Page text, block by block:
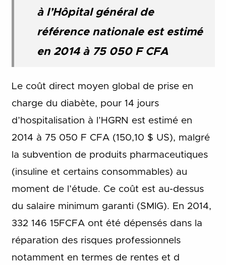
à l’Hôpital général de
référence nationale est estimé
en 2014 à 75 050 F CFA
Le coût direct moyen global de prise en
charge du diabète, pour 14 jours
d’hospitalisation à l’HGRN est estimé en
2014 à 75 050 F CFA (150,10 $ US), malgré
la subvention de produits pharmaceutiques
(insuline et certains consommables) au
moment de l’étude. Ce coût est au-dessus
du salaire minimum garanti (SMIG). En 2014,
332 146 15FCFA ont été dépensés dans la
réparation des risques professionnels
notamment en termes de rentes et d